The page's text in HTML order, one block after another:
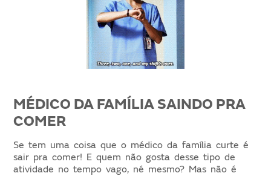
MÉDICO DA FAMÍLIA SAINDO PRA
COMER
Se tem uma coisa que o médico da família curte é
sair pra comer! E quem não gosta desse tipo de
atividade no tempo vago, né mesmo? Mas não é